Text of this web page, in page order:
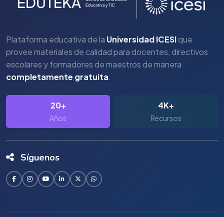
Plataforma educativa de la Universidad ICESIque
provee materiales de calidad para docentes, directivos
escolares y formadores de maestros de manera
completamente gratuita.
20+
Años
4K+
Recursos
Síguenos